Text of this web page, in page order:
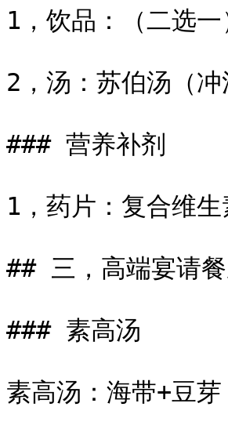
1，饮品：（二选
2，汤：苏伯汤（
### 营养补剂
1，药片：复合维
## 三，高端宴请
### 素高汤
素高汤：海带+豆芽